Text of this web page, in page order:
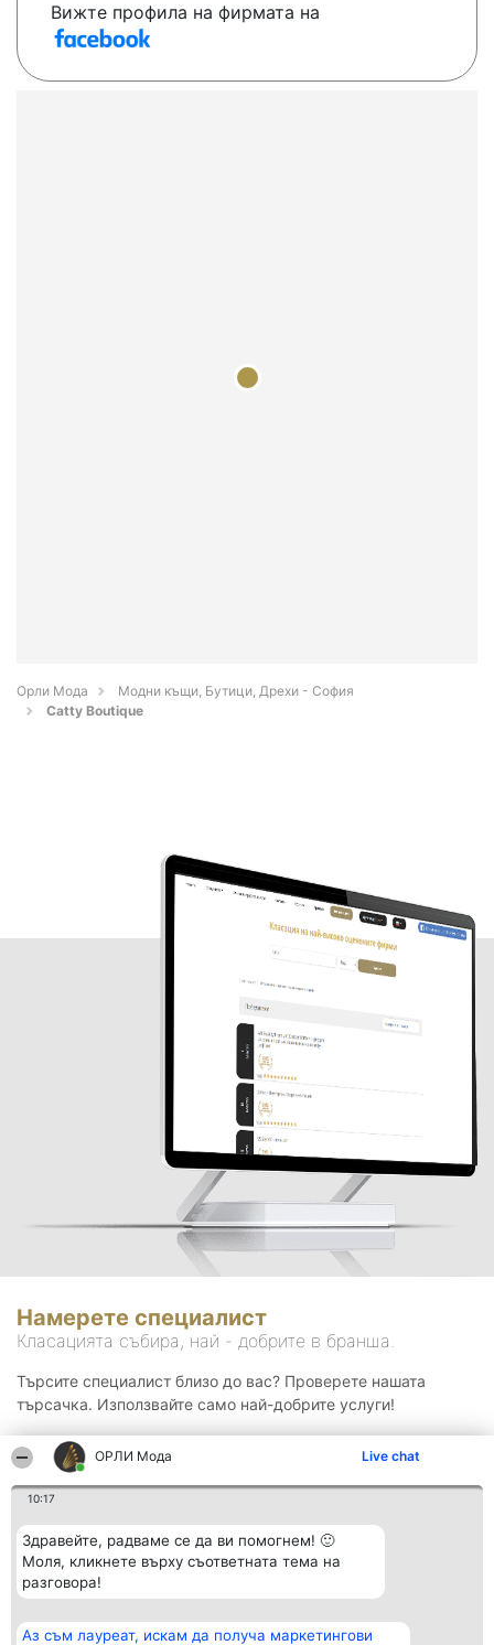
ОРЛИ Мода Live chat
10:17
Здравейте, радваме се да ви помогнем! 🙂
Моля, кликнете върху съответната тема на
разговора!
Аз съм лауреат, искам да получа маркетингови
Вижте профила на фирмата на
Орли Мода
Модни къщи, Бутици, Дрехи - София
Catty Boutique
Намерете специалист
Класацията събира, най - добрите в бранша.
Търсите специалист близо до вас? Проверете нашата
търсачка. Използвайте само най-добрите услуги!
Организатор на
Класация Контакти